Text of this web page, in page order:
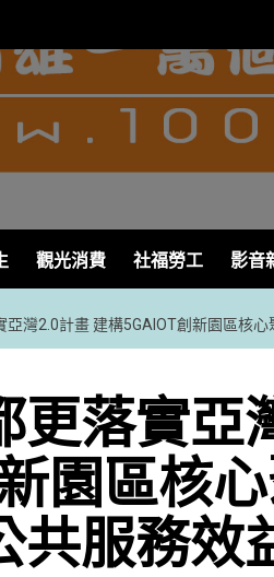
觀光消費 社福勞工 影音
亞灣2.0計畫 建構5GAIOT創新園區核
更落實亞
園區核
共服務效